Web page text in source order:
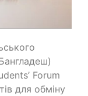
Forum
для обміну